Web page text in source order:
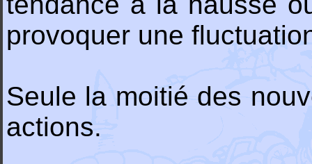
provoquer une
Seule la moitié des
actions.